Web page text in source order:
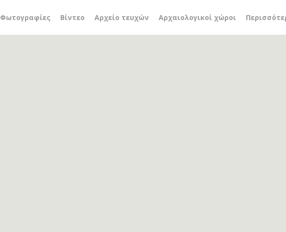
Φωτογραφίες Βίντεο Αρχείο τευχών Αρχαιολογικοί χώροι
γιώργος γιαννής